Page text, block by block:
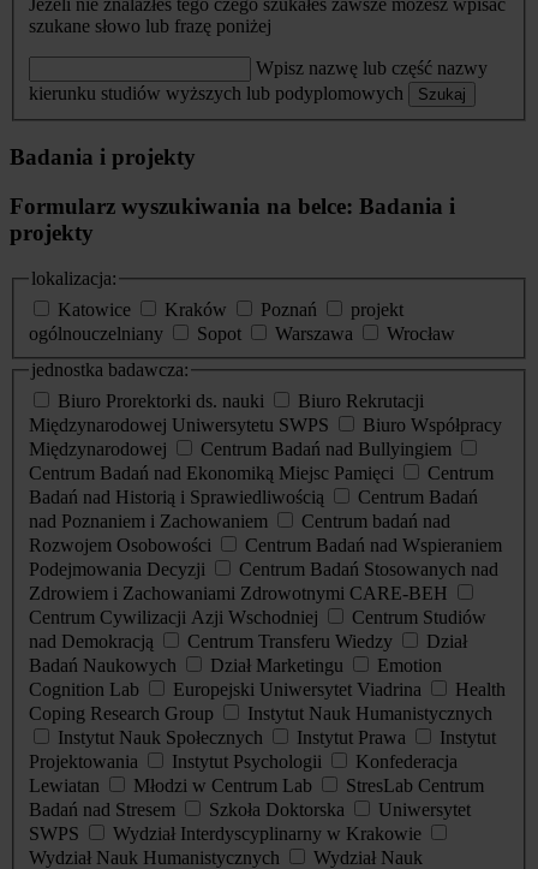
Jeżeli nie znalazłeś tego czego szukałeś zawsze możesz wpisać
szukane słowo lub frazę poniżej
Wpisz nazwę lub część nazwy
kierunku studiów wyższych lub podyplomowych
Szukaj
Badania i projekty
Formularz wyszukiwania na belce: Badania i
projekty
lokalizacja:
Katowice
Kraków Poznań
projekt
ogólnouczelniany
Sopot Warszawa
Wrocław
jednostka badawcza:
Biuro Prorektorki ds. nauki
Biuro Rekrutacji
Międzynarodowej Uniwersytetu SWPS
Biuro Współpracy
Międzynarodowej
Centrum Badań nad Bullyingiem
Centrum Badań nad Ekonomiką Miejsc Pamięci
Centrum
Badań nad Historią i Sprawiedliwością
Centrum Badań
nad Poznaniem i Zachowaniem
Centrum badań nad
Rozwojem Osobowości
Centrum Badań nad Wspieraniem
Podejmowania Decyzji
Centrum Badań Stosowanych nad
Zdrowiem i Zachowaniami Zdrowotnymi CARE-BEH
Centrum Cywilizacji Azji Wschodniej
Centrum Studiów
nad Demokracją
Centrum Transferu Wiedzy
Dział
Badań Naukowych
Dział Marketingu
Emotion
Cognition Lab
Europejski Uniwersytet Viadrina
Health
Coping Research Group
Instytut Nauk Humanistycznych
Instytut Nauk Społecznych
Instytut Prawa
Instytut
Projektowania
Instytut Psychologii
Konfederacja
Lewiatan
Młodzi w Centrum Lab
StresLab Centrum
Badań nad Stresem
Szkoła Doktorska
Uniwersytet
SWPS
Wydział Interdyscyplinarny w Krakowie
Wydział Nauk Humanistycznych
Wydział Nauk